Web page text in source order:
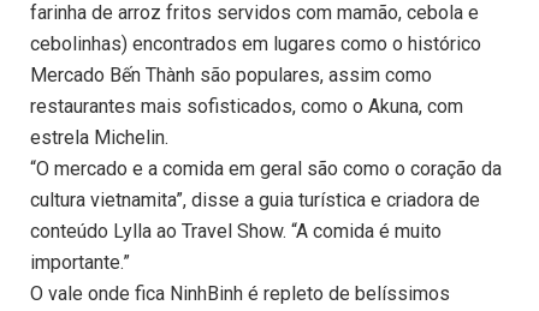
farinha de arroz fritos servidos com mamão, cebola e
cebolinhas) encontrados em lugares como o histórico
Mercado Bến Thành são populares, assim como
restaurantes mais sofisticados, como o Akuna, com
estrela Michelin.
“O mercado e a comida em geral são como o coração da
cultura vietnamita”, disse a guia turística e criadora de
conteúdo Lylla ao Travel Show. “A comida é muito
importante.”
O vale onde fica NinhBinh é repleto de belíssimos